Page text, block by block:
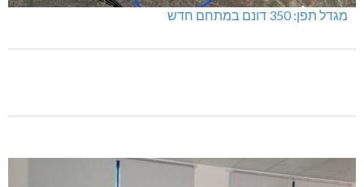
מגדל תפן: 350 דונם במתחם חדש